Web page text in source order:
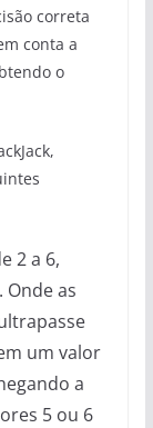
correta
conta a
o
2 a 6,
Onde as
um valor
a
5 ou 6